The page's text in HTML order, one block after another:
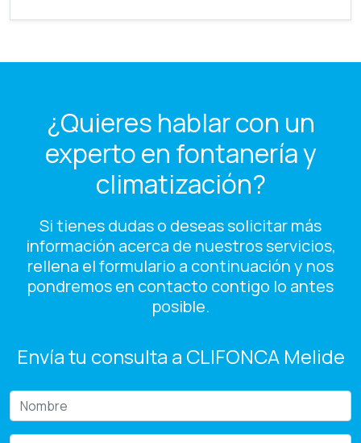
¿Quieres hablar con un
experto en fontanería y
climatización?
Si tienes dudas o deseas solicitar más
información acerca de nuestros servicios,
rellena el formulario a continuación y nos
pondremos en contacto contigo lo antes
posible.
Envía tu consulta a CLIFONCA Melide